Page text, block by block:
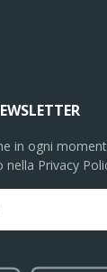
in ogni
Privacy